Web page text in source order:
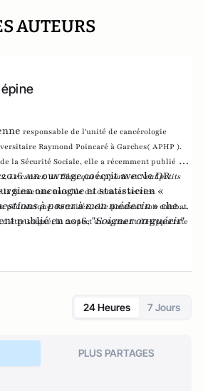
AUTEURS
responsable de l'unité de cancérologie
Raymond Poincaré à Garches( APHP ).
la Sécurité Sociale, elle a récemment publié La
,Le cancer, un fléau qui rapporteetNeuf petits
la fermeture musclée du dernier service
pédiatrique. Retraitée, elle poursuit son combat
soigné, le respect du serment d’Hippocrate
défendant le caractère absolu du consentement
un ouvrage coécrit avec le DR
oncologue et statisticien «
à poser à mon médecin» chez
publié en 2016, "Soigner ou guérir"
24 Heures 7 Jours
PLUS PARTAGES